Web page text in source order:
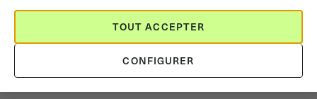
Convaincre un prospect d’acheter un bien ou un service
est déjà un 1er succès pour une équipe commerciale.
Encore mieux ? Obtenir le plus rapidement possible la
signature de la promesse de vente qui va concrétiser
CONFIGURER
TOUT ACCEPTER